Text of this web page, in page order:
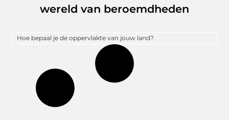
wereld van beroemdheden
Hoe bepaal je de oppervlakte van jouw land?